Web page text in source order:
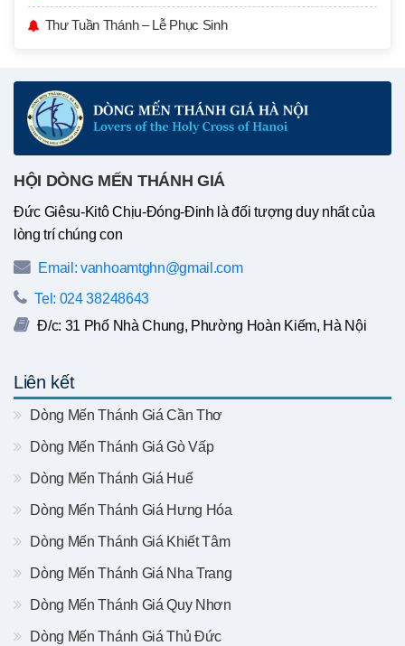
Thư Tuần Thánh – Lễ Phục Sinh
HỘI DÒNG MẾN THÁNH GIÁ
Đức Giêsu-Kitô Chịu-Đóng-Đinh là đối tượng duy nhất của
lòng trí chúng con
Email: vanhoamtghn@gmail.com
Tel: 024 38248643
Đ/c: 31 Phố Nhà Chung, Phường Hoàn Kiếm, Hà Nội
Liên kết
Dòng Mến Thánh Giá Cần Thơ
Dòng Mến Thánh Giá Gò Vấp
Dòng Mến Thánh Giá Huế
Dòng Mến Thánh Giá Hưng Hóa
Dòng Mến Thánh Giá Khiết Tâm
Dòng Mến Thánh Giá Nha Trang
Dòng Mến Thánh Giá Quy Nhơn
Dòng Mến Thánh Giá Thủ Đức